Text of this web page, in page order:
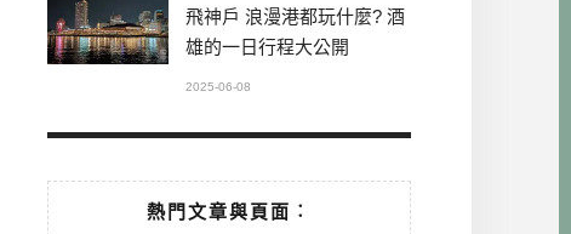
飛神戶 浪漫港都玩什麼? 酒
雄的一日行程大公開
2025-06-08
熱門文章與頁面︰